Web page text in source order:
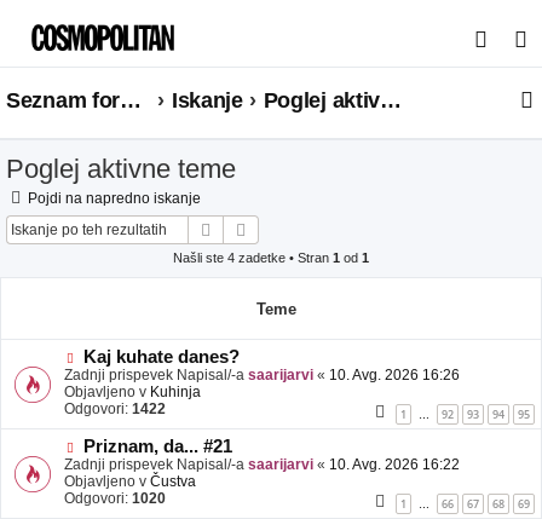
s
a
Seznam forumov Iskanje Poglej aktivne teme
Poglej aktivne teme
Pojdi na napredno iskanje
Iskanje
Našli ste 4 zadetke • Stran 1 od 1
Teme
N
o
v
e
b
a
v
e
Kaj kuhate danes?
Zadnji prispevek Napisal/-a saarijarvi « 10. Avg. 2026 16:26
Objavljeno v Kuhinja
Odgovori: 1422 1 … 92 93 94 95
N
o
v
e
Priznam, da... #21
Zadnji prispevek Napisal/-a saarijarvi « 10. Avg. 2026 16:22
Objavljeno v Čustva
Odgovori: 1020 1 … 66 67 68 69